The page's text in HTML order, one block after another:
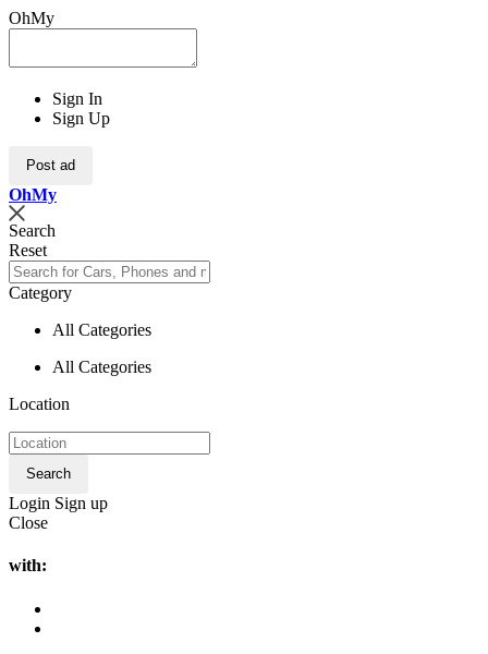
OhMy
Sign In
Sign Up
Post ad
OhMy
Search
Reset
Category
All Categories
All Categories
Location
Search
Login Sign up
Close
with: